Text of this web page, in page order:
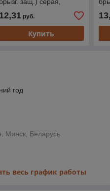
брызг. защ.) серая,
Пралеска Аква, Bylectrica
(IP54
12,31руб.
Купить
год
Минск, Беларусь
весь график работы